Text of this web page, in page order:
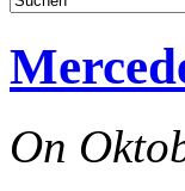
On